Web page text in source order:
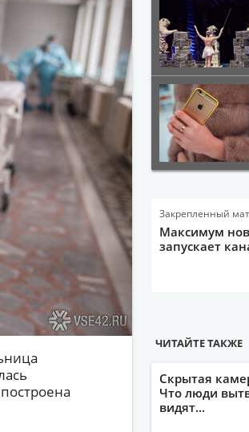
Закрепленный
Максимум
запускает
ЧИТАЙТЕ ТАКЖЕ
Скрытая
Что люди
видят...